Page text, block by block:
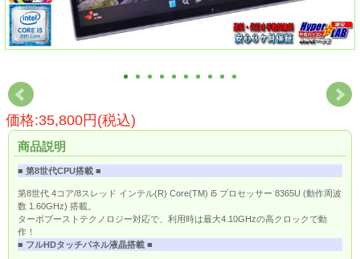
価格:35,800円(税込)
商品説明
■ 第8世代CPU搭載 ■
第8世代 4コア/8スレッド インテル(R) Core(TM) i5 プロセッサー 8365U (動作周波
数 1.60GHz) 搭載。
ターボブーストテクノロジー対応で、利用時は最大4.10GHzの高クロックで動
作！
■ フルHDタッチパネル液晶搭載 ■